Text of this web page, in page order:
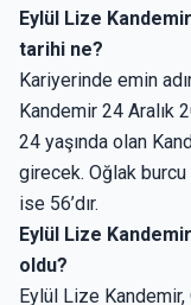
Eylül Lize
tarihi ne?
Kariyerinde emin
Kandemir 24 Aralık
24 yaşında olan
girecek. Oğlak
ise 56’dır.
Eylül Lize
oldu?
Eylül Lize